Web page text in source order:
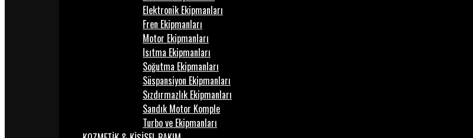
Elektronik Ekipmanları
Fren Ekipmanları
Motor Ekipmanları
Isıtma Ekipmanları
Soğutma Ekipmanları
Süspansiyon Ekipmanları
Sızdırmazlık Ekipmanları
Sandık Motor Komple
Turbo ve Ekipmanları